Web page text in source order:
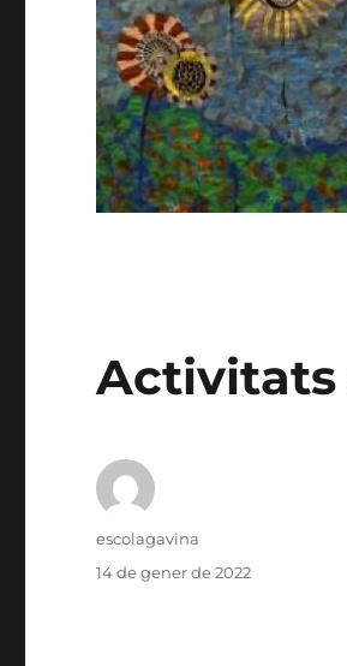
Activitats
Autor
escolagavina
Publicat
14 de gener de 2022